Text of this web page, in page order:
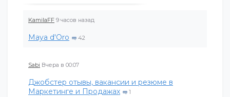
KamilaFF 9 часов назад
Maya d'Oro 42
Sabi Вчера в 00:07
Джобстер отывы, вакансии и резюме в
Маркетинге и Продажах
1